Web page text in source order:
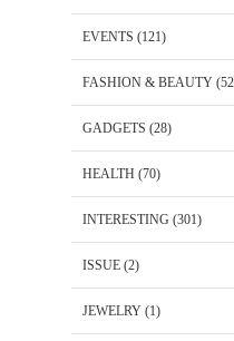
EVENTS (121)
FASHION & BEAUTY
GADGETS (28)
HEALTH (70)
INTERESTING (301)
ISSUE (2)
JEWELRY (1)